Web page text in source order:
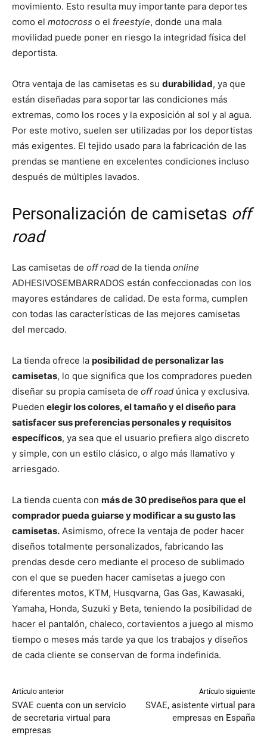
movimiento. Esto resulta muy importante para deportes
como el motocross o el freestyle, donde una mala
movilidad puede poner en riesgo la integridad física del
deportista.
Otra ventaja de las camisetas es su durabilidad, ya que
están diseñadas para soportar las condiciones más
extremas, como los roces y la exposición al sol y al agua.
Por este motivo, suelen ser utilizadas por los deportistas
más exigentes. El tejido usado para la fabricación de las
prendas se mantiene en excelentes condiciones incluso
después de múltiples lavados.
Personalización de camisetas off
road
Las camisetas de off road de la tienda online
ADHESIVOSEMBARRADOS están confeccionadas con los
mayores estándares de calidad. De esta forma, cumplen
con todas las características de las mejores camisetas
del mercado.
La tienda ofrece la posibilidad de personalizar las
camisetas, lo que significa que los compradores pueden
diseñar su propia camiseta de off road única y exclusiva.
Pueden elegir los colores, el tamaño y el diseño para
satisfacer sus preferencias personales y requisitos
específicos, ya sea que el usuario prefiera algo discreto
y simple, con un estilo clásico, o algo más llamativo y
arriesgado.
La tienda cuenta con más de 30 prediseños para que el
comprador pueda guiarse y modificar a su gusto las
camisetas. Asimismo, ofrece la ventaja de poder hacer
diseños totalmente personalizados, fabricando las
prendas desde cero mediante el proceso de sublimado
con el que se pueden hacer camisetas a juego con
diferentes motos, KTM, Husqvarna, Gas Gas, Kawasaki,
Yamaha, Honda, Suzuki y Beta, teniendo la posibilidad de
hacer el pantalón, chaleco, cortavientos a juego al mismo
tiempo o meses más tarde ya que los trabajos y diseños
de cada cliente se conservan de forma indefinida.
Artículo anterior
SVAE cuenta con un servicio
de secretaria virtual para
empresas
Artículo siguiente
SVAE, asistente virtual para
empresas en España